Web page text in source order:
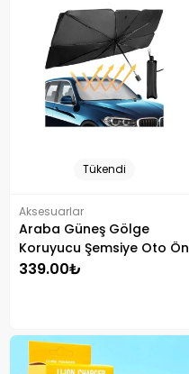
Tükendi
Aksesuarlar
Araba Güneş Gölge
Koruyucu Şemsiye Oto Ön
Cam Güneşlik
339.00₺